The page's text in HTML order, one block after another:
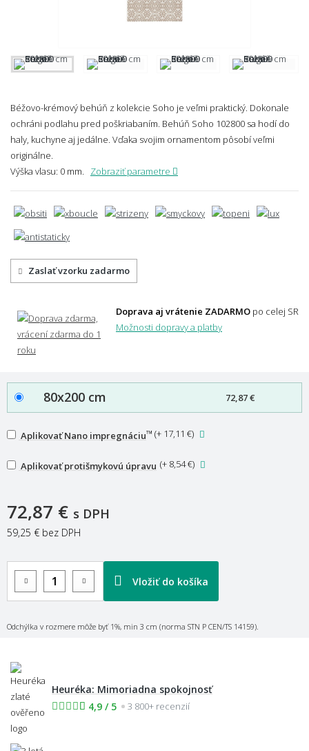
Béžovo-krémový behúň z kolekcie Soho je veľmi praktický. Dokonale
ochráni podlahu pred poškriabaním. Behúň Soho 102800 sa hodí do
haly, kuchyne aj jedálne. Vďaka svojim ornamentom pôsobí veľmi
originálne.
Výška vlasu: 0 mm.
Zobraziť parametre
Zaslať vzorku zadarmo
Doprava aj vrátenie ZADARMO po celej SR
Možnosti dopravy a platby
80x200 cm 72,87 €
Aplikovať Nano impregnáciu™ (+ 17,11 €)
Aplikovať protišmykovú úpravu (+ 8,54 €)
72,87 € s DPH
59,25 € bez DPH
Vložiť do košíka
Odchýlka v rozmere môže byť 1%, min 3 cm (norma STN P CEN/TS 14159).
Heuréka: Mimoriadna spokojnosť
4,9 / 5
3 800+ recenzií